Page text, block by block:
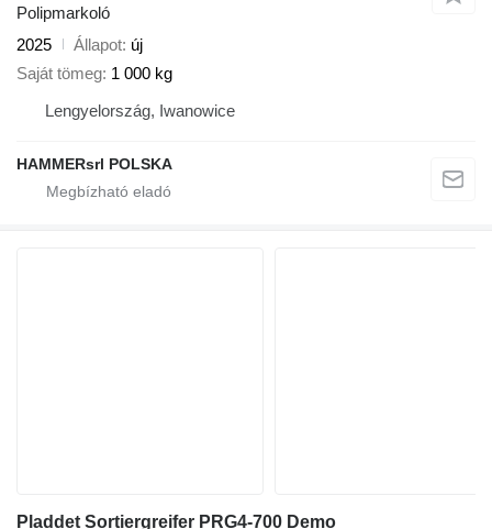
Polipmarkoló
2025
Állapot új
Saját tömeg 1 000 kg
Lengyelország, Iwanowice
HAMMERsrl POLSKA
Pladdet Sortiergreifer PRG4-700 Demo